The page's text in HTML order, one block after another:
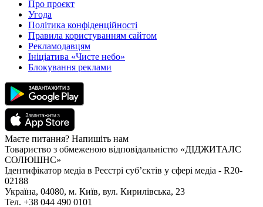
Про проєкт
Угода
Політика конфіденційності
Правила користуванням сайтом
Рекламодавцям
Ініціатива «Чисте небо»
Блокування реклами
Маєте питання? Напишіть нам
Товариство з обмеженою відповідальністю «ДІДЖИТАЛС
СОЛЮШНС»
Ідентифікатор медіа в Реєстрі суб’єктів у сфері медіа - R20-
02188
Україна, 04080, м. Київ, вул. Кирилівська, 23
Тел. +38 044 490 0101